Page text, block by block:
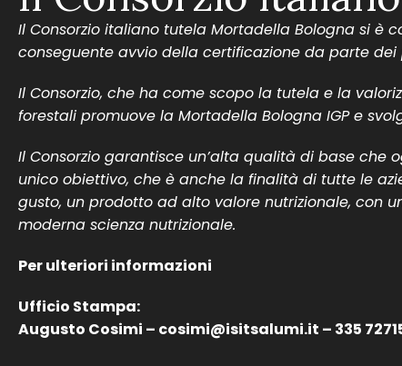
Il Consorzio italiano tutela Mortadella Bologna si è
conseguente avvio della certificazione da parte dei
Il Consorzio, che ha come scopo la tutela e la
forestali promuove la Mortadella Bologna IGP e
Il Consorzio garantisce un’alta qualità di base che
unico obiettivo, che è anche la finalità di tutte le
gusto, un prodotto ad alto valore nutrizionale, con
moderna scienza nutrizionale.
Per ulteriori informazioni
Ufficio Stampa:
Augusto Cosimi – cosimi@isitsalumi.it – 335